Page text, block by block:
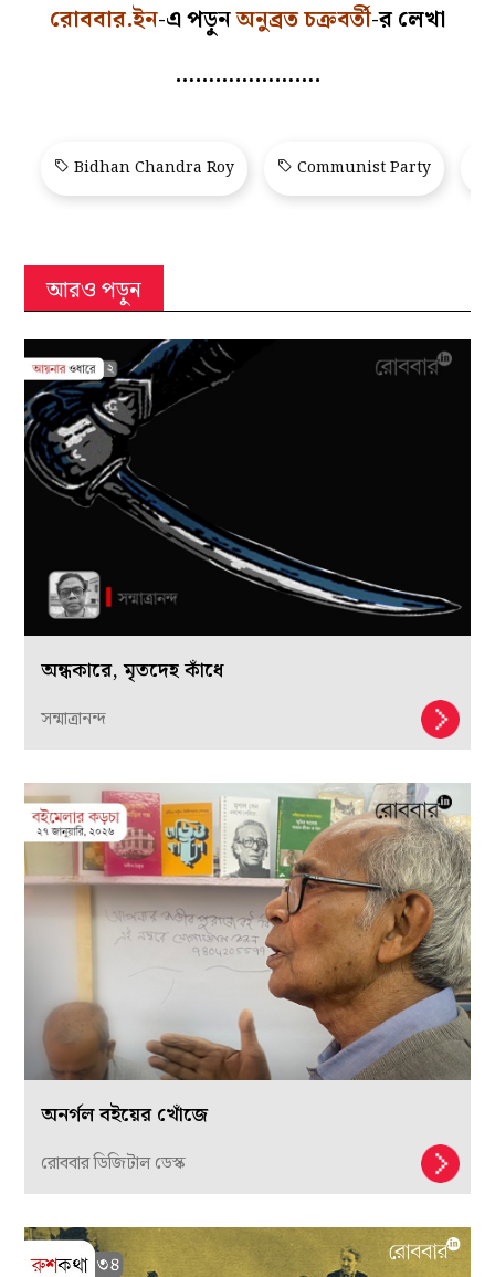
রোববার.ইন-এ পড়ুনঅনুব্রত চক্রবর্তী-র লেখা
………………….
Bidhan Chandra Roy Communist Party
আরও পড়ুন
অন্ধকারে, মৃতদেহ কাঁধে
সন্মাত্রানন্দ
অনর্গল বইয়ের খোঁজে
রোববার ডিজিটাল ডেস্ক